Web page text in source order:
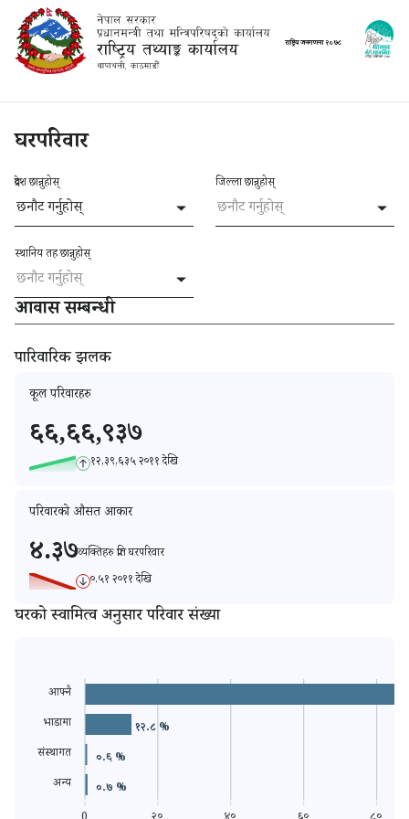
राष्ट्रियजनगणना२०७८
घरपरिवार
प्रदेश छान्नुहोस्
छनौट गर्नुहोस्
जिल्ला छान्नुहोस्
छनौट गर्नुहोस्
स्थानिय तह छान्नुहोस्
छनौट गर्नुहोस्
आवास सम्बन्धी
पारिवारिक झलक
कूल परिवारहरु
६६,६६,९३७
१२,३९,६३५ २०११ देखि
परिवारको औसत आकार
४.३७व्यक्तिहरुप्रतिघरपरिवार
०.५१ २०११ देखि
घरको स्वामित्व अनुसार परिवार संख्या
आफ्नै
भाडामा
संस्थागत
अन्य
१२.८ %
०.६ %
०.७ %